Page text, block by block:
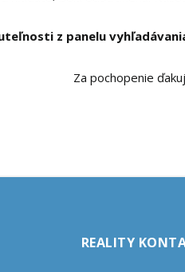
z panelu
Za pochopenie
REALITY